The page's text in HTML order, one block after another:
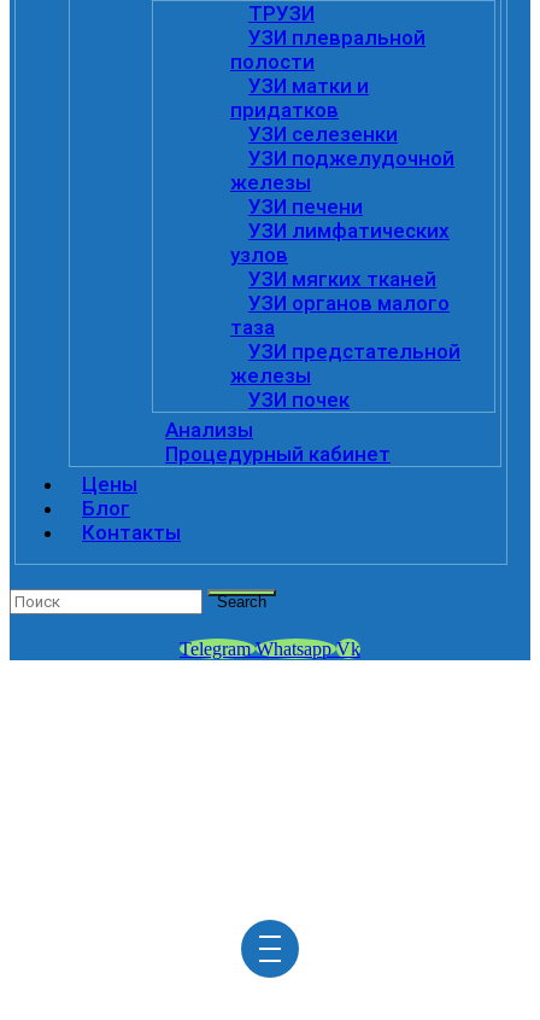
ТРУЗИ
УЗИ плевральной
полости
УЗИ матки и
придатков
УЗИ селезенки
УЗИ поджелудочной
железы
УЗИ печени
УЗИ лимфатических
узлов
УЗИ мягких тканей
УЗИ органов малого
таза
УЗИ предстательной
железы
УЗИ почек
Анализы
Процедурный кабинет
Цены
Блог
Контакты
Search
Telegram Whatsapp Vk